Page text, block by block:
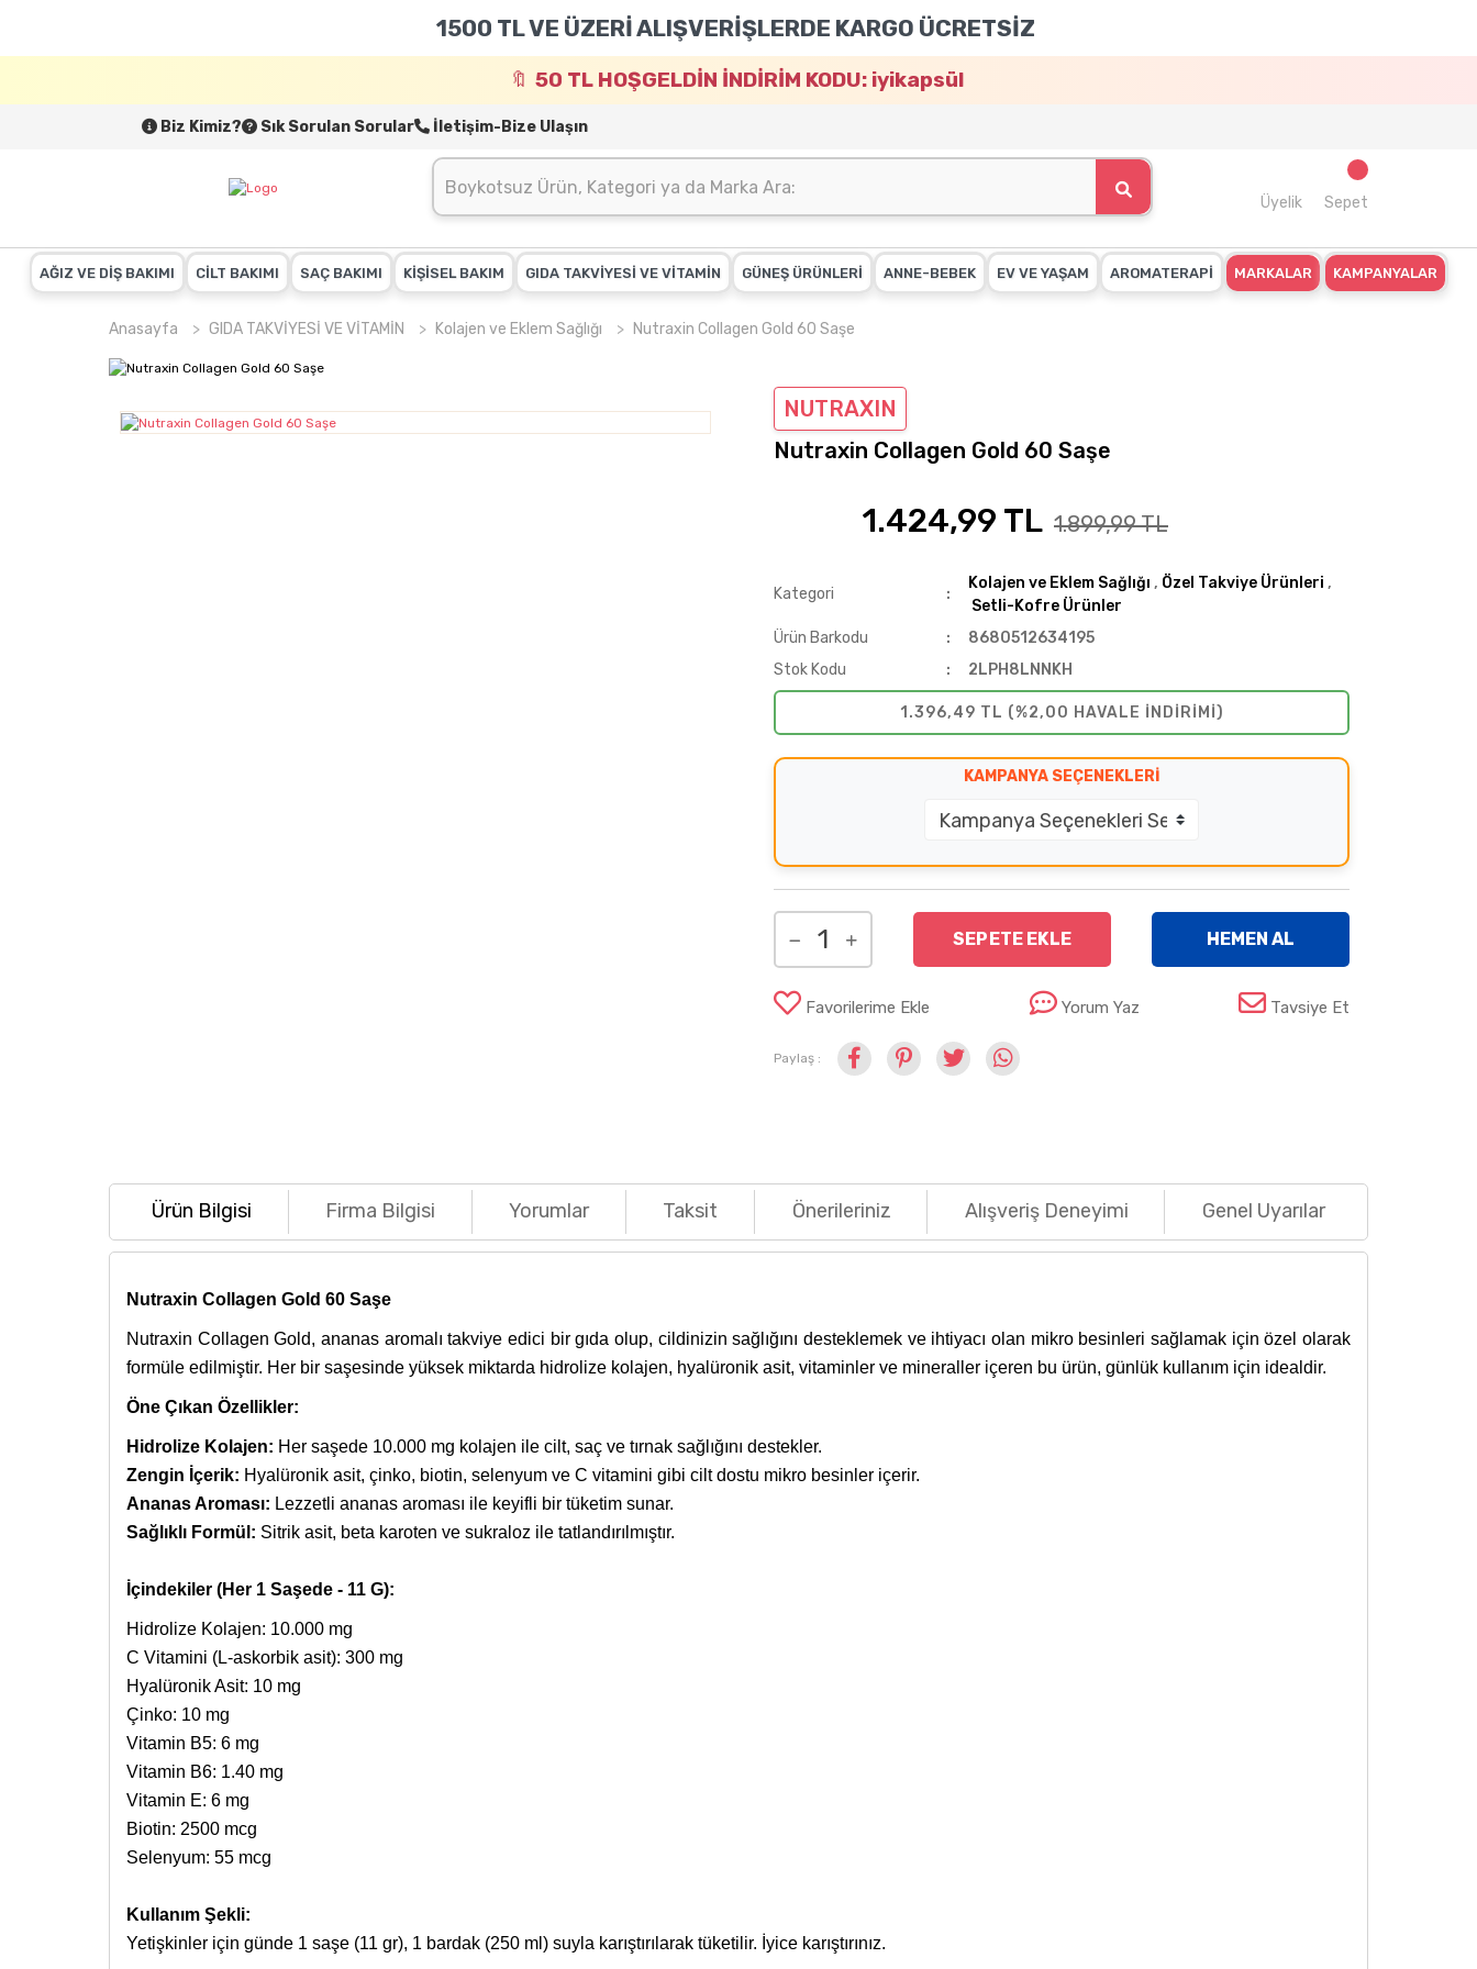
1500 TL VE ÜZERİ ALIŞVERİŞLERDE KARGO ÜCRETSİZ
50 TL HOŞGELDİN İNDİRİM KODU: iyikapsül
Biz Kimiz? Sık Sorulan Sorular İletişim-Bize Ulaşın
Üyelik Sepet
AĞIZ VE DİŞ BAKIMI CİLT BAKIMI SAÇ BAKIMI KİŞİSEL BAKIM GIDA TAKVİYESİ VE VİTAMİN GÜNEŞ ÜRÜNLERİ ANNE-BEBEK EV VE YAŞAM AROMATERAPİ MARKALAR KAMPANYALAR
Anasayfa GIDA TAKVİYESİ VE VİTAMİN Kolajen ve Eklem Sağlığı Nutraxin Collagen Gold 60 Saşe
NUTRAXIN
Nutraxin Collagen Gold 60 Saşe
1.424,99 TL 1.899,99 TL
Kategori
Kolajen ve Eklem Sağlığı , Özel Takviye Ürünleri ,
Setli-Kofre Ürünler
Ürün Barkodu
8680512634195
Stok Kodu
2LPH8LNNKH
1.396,49 TL (%2,00 HAVALE INDIRIMI)
KAMPANYA SEÇENEKLERI
SEPETE EKLE HEMEN AL
Favorilerime Ekle Yorum Yaz Tavsiye Et
Paylaş :
Ürün Bilgisi Firma Bilgisi Yorumlar Taksit Önerileriniz Alışveriş Deneyimi Genel Uyarılar
Nutraxin Collagen Gold 60 Saşe
Nutraxin Collagen Gold, ananas aromalı takviye edici bir gıda olup, cildinizin sağlığını desteklemek ve ihtiyacı olan mikro besinleri sağlamak için özel olarak
formüle edilmiştir. Her bir saşesinde yüksek miktarda hidrolize kolajen, hyalüronik asit, vitaminler ve mineraller içeren bu ürün, günlük kullanım için idealdir.
Öne Çıkan Özellikler:
Hidrolize Kolajen: Her saşede 10.000 mg kolajen ile cilt, saç ve tırnak sağlığını destekler.
Zengin İçerik: Hyalüronik asit, çinko, biotin, selenyum ve C vitamini gibi cilt dostu mikro besinler içerir.
Ananas Aroması: Lezzetli ananas aroması ile keyifli bir tüketim sunar.
Sağlıklı Formül: Sitrik asit, beta karoten ve sukraloz ile tatlandırılmıştır.
İçindekiler (Her 1 Saşede - 11 G):
Hidrolize Kolajen: 10.000 mg
C Vitamini (L-askorbik asit): 300 mg
Hyalüronik Asit: 10 mg
Çinko: 10 mg
Vitamin B5: 6 mg
Vitamin B6: 1.40 mg
Vitamin E: 6 mg
Biotin: 2500 mcg
Selenyum: 55 mcg
Kullanım Şekli:
Yetişkinler için günde 1 saşe (11 gr), 1 bardak (250 ml) suyla karıştırılarak tüketilir. İyice karıştırınız.